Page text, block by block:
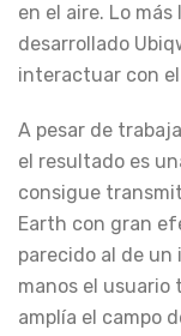
en el aire. Lo
desarrollado
interactuar con el
A pesar de
el resultado es
consigue
Earth con gran
parecido al de un
manos el usuario
amplía el campo